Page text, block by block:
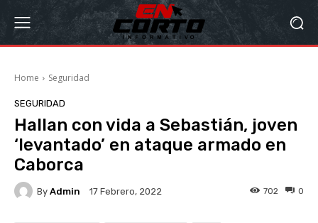
Home Seguridad
SEGURIDAD
Hallan con vida a Sebastián, joven
‘levantado’ en ataque armado en
Caborca
By Admin 17 Febrero, 2022 0
702